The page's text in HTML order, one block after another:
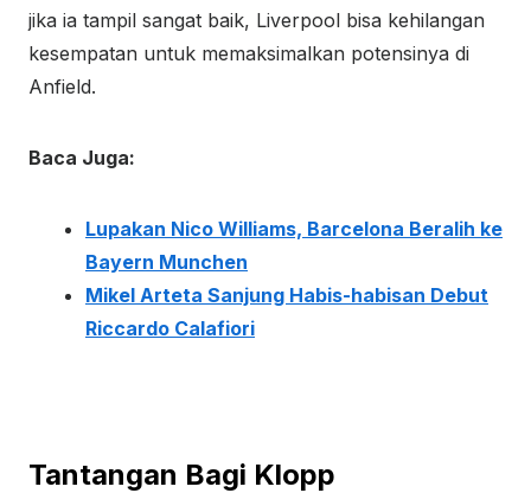
jika ia tampil sangat baik, Liverpool bisa kehilangan
kesempatan untuk memaksimalkan potensinya di
Anfield.
Baca Juga:
Lupakan Nico Williams, Barcelona Beralih ke
Bayern Munchen
Mikel Arteta Sanjung Habis-habisan Debut
Riccardo Calafiori
Tantangan Bagi Klopp